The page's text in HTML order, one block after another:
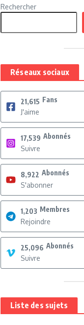
Rechercher
Réseaux sociaux
21,615 Fans
J'aime
17,539 Abonnés
Suivre
8,922 Abonnés
S'abonner
1,203 Membres
Rejoindre
25,096 Abonnés
Suivre
Liste des sujets